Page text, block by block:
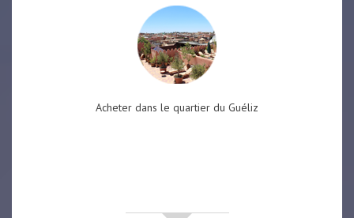
Acheter dans le quartier du Guéliz